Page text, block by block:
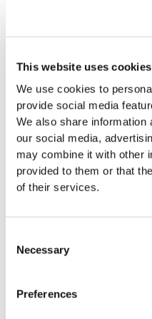
This website uses cookies
We use cookies to
provide social media
We also share information
our social media,
may combine it with other
provided to them or that
of their services.
Selection
Necessary
Preferences
variieren.
Sie suchen nach
Einzelfirma im
gründen
Gründen Sie Ihre
Nidwalden und
Unternehmen in dieser
Einzelfirma gründen
Starten Sie Ihr
Nidwalden und
GmbH gründen